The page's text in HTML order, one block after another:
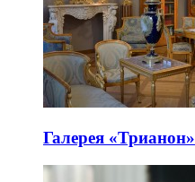
Галерея «Трианон»